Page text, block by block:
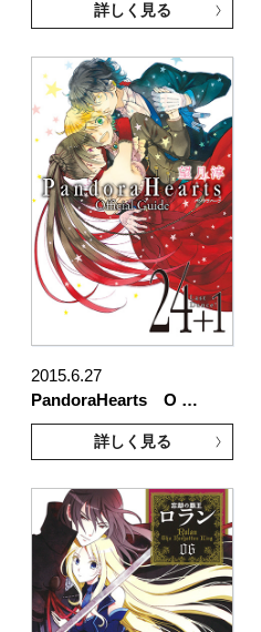
詳しく見る
2015.6.27
PandoraHearts O …
詳しく見る